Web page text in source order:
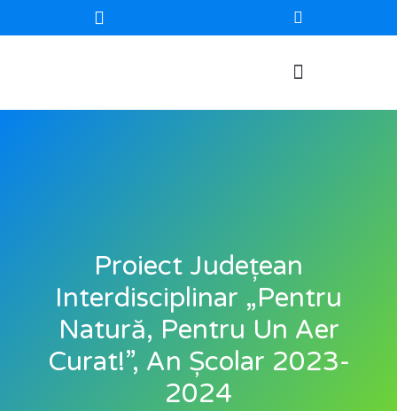
Proiect Județean
Interdisciplinar „Pentru
Natură, Pentru Un Aer
Curat!”, An Școlar 2023-
2024